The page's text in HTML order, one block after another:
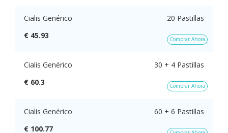
Cialis Genérico
20 Pastillas
€ 45.93
Comprar Ahora
Cialis Genérico
30 + 4 Pastillas
€ 60.3
Comprar Ahora
Cialis Genérico
60 + 6 Pastillas
€ 100.77